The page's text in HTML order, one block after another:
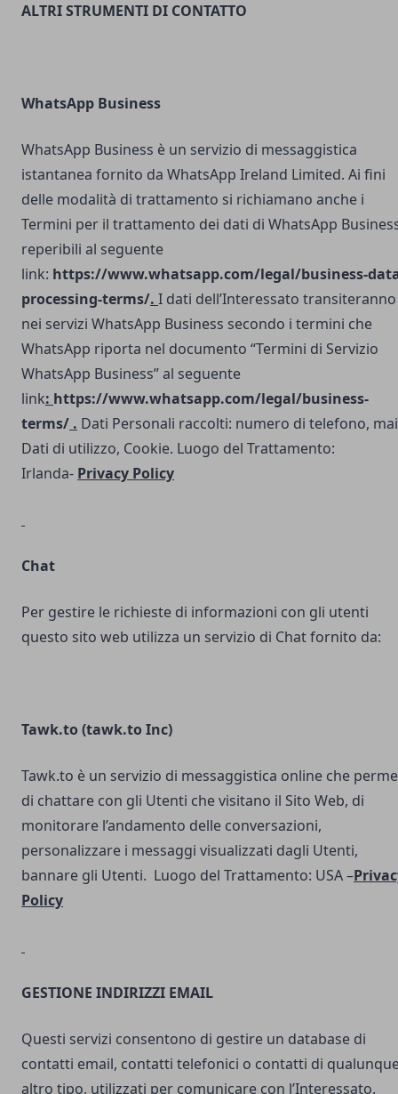
ALTRI STRUMENTI DI CONTATTO
WhatsApp Business
WhatsApp Business è un servizio di messaggistica
istantanea fornito da WhatsApp Ireland Limited. Ai fini
delle modalità di trattamento si richiamano anche i
Termini per il trattamento dei dati di WhatsApp
reperibili al seguente
link: https://www.whatsapp.com/legal/business-
processing-terms/. I dati dell’Interessato transiteranno
nei servizi WhatsApp Business secondo i termini che
WhatsApp riporta nel documento “Termini di Servizio
WhatsApp Business” al seguente
link: https://www.whatsapp.com/legal/business-
terms/ . Dati Personali raccolti: numero di telefono,
Dati di utilizzo, Cookie. Luogo del Trattamento:
Irlanda- Privacy Policy
Chat
Per gestire le richieste di informazioni con gli utenti
questo sito web utilizza un servizio di Chat fornito da:
Tawk.to (tawk.to Inc)
Tawk.to è un servizio di messaggistica online che
di chattare con gli Utenti che visitano il Sito Web, di
monitorare l’andamento delle conversazioni,
personalizzare i messaggi visualizzati dagli Utenti,
bannare gli Utenti. Luogo del Trattamento: USA –
Policy
GESTIONE INDIRIZZI EMAIL
Questi servizi consentono di gestire un database di
contatti email, contatti telefonici o contatti di
altro tipo, utilizzati per comunicare con l’Interessato.